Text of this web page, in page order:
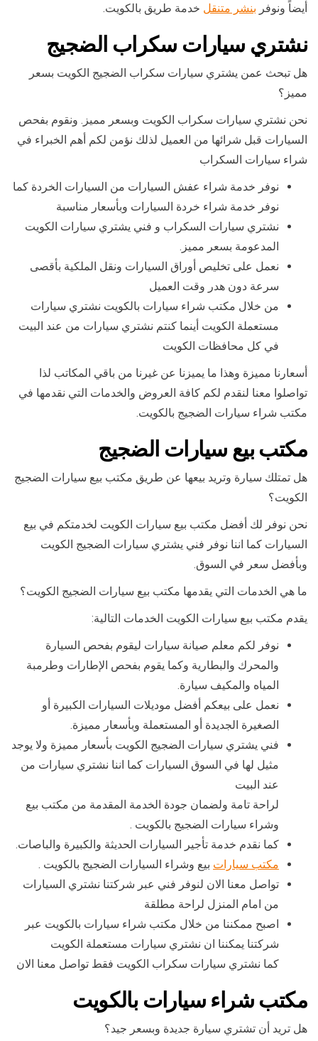
أيضاً ونوفر بنشر متنقل خدمة طريق بالكويت.
نشتري سيارات سكراب الضجيج
هل تبحث عمن يشتري سيارات سكراب الضجيج الكويت بسعر
مميز؟
نحن نشتري سيارات سكراب الكويت وبسعر مميز. ونقوم بفحص
السيارات قبل شرائها من العميل لذلك نؤمن لكم أهم الخبراء في
شراء سيارات السكراب
نوفر خدمة شراء عفش السيارات من السيارات الخردة كما
نوفر خدمة شراء خردة السيارات وبأسعار مناسبة
نشتري سيارات السكراب و فني يشتري سيارات الكويت
المدعومة بسعر مميز.
نعمل على تخليص أوراق السيارات ونقل الملكية بأقصى
سرعة دون هدر وقت العميل
من خلال مكتب شراء سيارات بالكويت نشتري سيارات
مستعملة الكويت أينما كنتم نشتري سيارات من عند البيت
في كل محافظات الكويت
أسعارنا مميزة وهذا ما يميزنا عن غيرنا من باقي المكاتب لذا
تواصلوا معنا لنقدم لكم كافة العروض والخدمات التي نقدمها في
مكتب شراء سيارات الضجيج بالكويت.
مكتب بيع سيارات الضجيج
هل تمتلك سيارة وتريد بيعها عن طريق مكتب بيع سيارات الضجيج
الكويت؟
نحن نوفر لك أفضل مكتب بيع سيارات الكويت لخدمتكم في بيع
السيارات كما اننا نوفر فني يشتري سيارات الضجيج الكويت
وبأفضل سعر في السوق.
ما هي الخدمات التي يقدمها مكتب بيع سيارات الضجيج الكويت؟
يقدم مكتب بيع سيارات الكويت الخدمات التالية:
نوفر لكم معلم صيانة سيارات ليقوم بفحص السيارة
والمحرك والبطارية وكما يقوم بفحص الإطارات وطرمبة
المياه والمكيف سيارة.
نعمل على بيعكم أفضل موديلات السيارات الكبيرة أو
الصغيرة الجديدة أو المستعملة وبأسعار مميزة.
فني يشتري سيارات الضجيج الكويت بأسعار مميزة ولا يوجد
مثيل لها في السوق السيارات كما اننا نشتري سيارات من
عند البيت
لراحة تامة ولضمان جودة الخدمة المقدمة من مكتب بيع
وشراء سيارات الضجيج بالكويت .
كما نقدم خدمة تأجير السيارات الحديثة والكبيرة والباصات.
مكتب سيارات بيع وشراء السيارات الضجيج بالكويت .
تواصل معنا الان لنوفر فني عبر شركتنا نشتري السيارات
من امام المنزل لراحة مطلقة
اصبح ممكننا من خلال مكتب شراء سيارات بالكويت عبر
شركتنا يمكننا ان نشتري سيارات مستعملة الكويت
كما نشتري سيارات سكراب الكويت فقط تواصل معنا الان
مكتب شراء سيارات بالكويت
هل تريد أن تشتري سيارة جديدة وبسعر جيد؟